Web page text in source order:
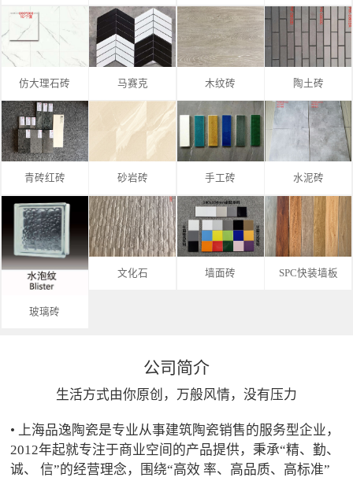
仿大理石砖 马赛克 木纹砖 陶土砖
青砖红砖 砂岩砖 手工砖 水泥砖
玻璃砖
文化石 墙面砖 SPC快装墙板
公司简介
生活方式由你原创，万般风情，没有压力
• 上海品逸陶瓷是专业从事建筑陶瓷销售的服务型企业，
2012年起就专注于商业空间的产品提供，秉承“精、勤、
诚、 信”的经营理念，围绕“高效 率、高品质、高标准”